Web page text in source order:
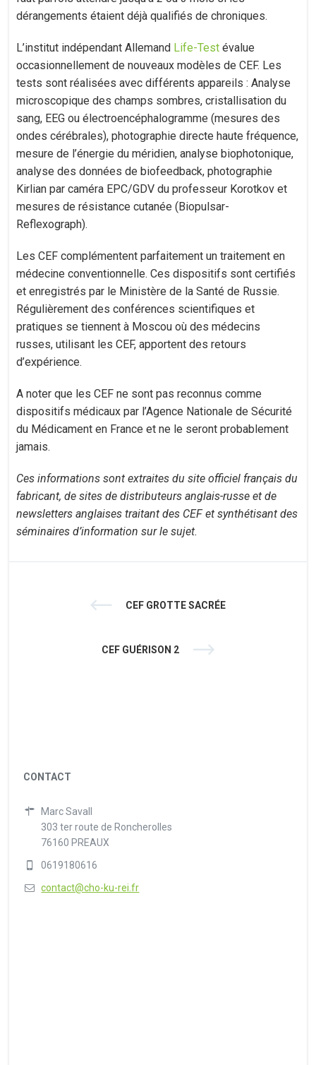
dérangements étaient déjà qualifiés de chroniques.
L’institut indépendant Allemand Life-Test évalue
occasionnellement de nouveaux modèles de CEF. Les
tests sont réalisées avec différents appareils : Analyse
microscopique des champs sombres, cristallisation du
sang, EEG ou électroencéphalogramme (mesures des
ondes cérébrales), photographie directe haute fréquence,
mesure de l’énergie du méridien, analyse biophotonique,
analyse des données de biofeedback, photographie
Kirlian par caméra EPC/GDV du professeur Korotkov et
mesures de résistance cutanée (Biopulsar-
Reflexograph).
Les CEF complémentent parfaitement un traitement en
médecine conventionnelle. Ces dispositifs sont certifiés
et enregistrés par le Ministère de la Santé de Russie.
Régulièrement des conférences scientifiques et
pratiques se tiennent à Moscou où des médecins
russes, utilisant les CEF, apportent des retours
d’expérience.
A noter que les CEF ne sont pas reconnus comme
dispositifs médicaux par l’Agence Nationale de Sécurité
du Médicament en France et ne le seront probablement
jamais.
Ces informations sont extraites du site officiel français du
fabricant, de sites de distributeurs anglais-russe et de
newsletters anglaises traitant des CEF et synthétisant des
séminaires d’information sur le sujet.
CEF GROTTE SACRÉE
CEF GUÉRISON 2
CONTACT
Marc Savall
303 ter route de Roncherolles
76160 PREAUX
0619180616
contact@cho-ku-rei.fr